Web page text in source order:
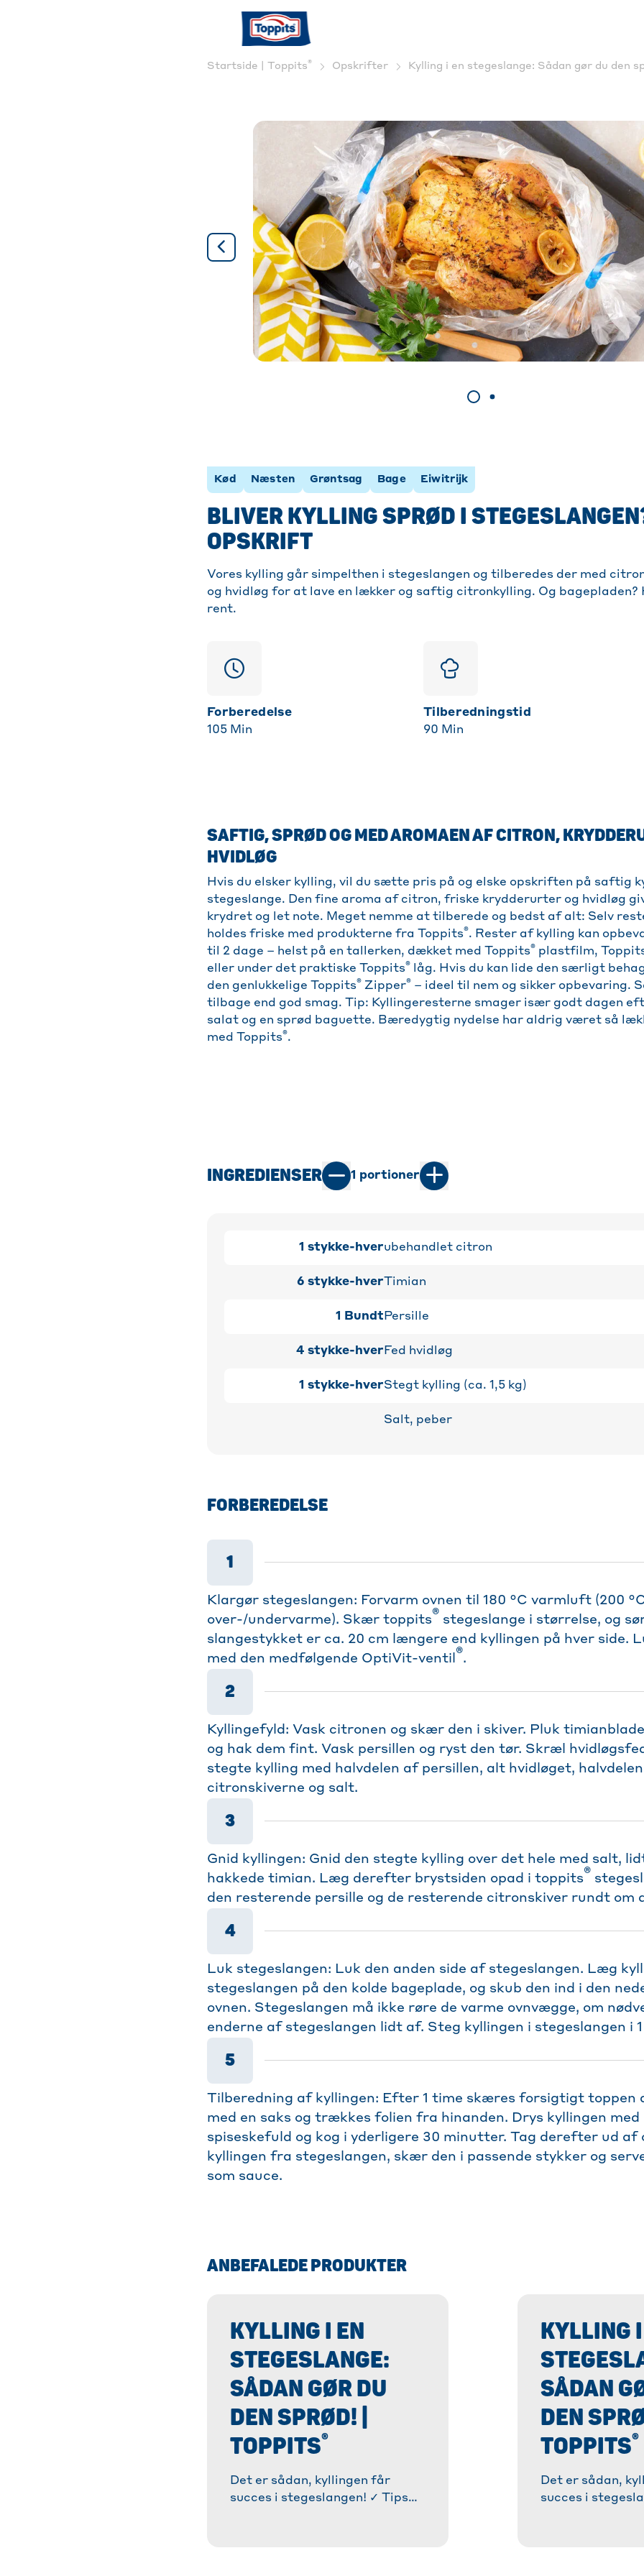
Startside | Toppits® Opskrifter Kylling i en stegeslange: Sådan gør du den
Kød Næsten Grøntsag Bage Eiwitrijk
BLIVER KYLLING SPRØD I
OPSKRIFT
Vores kylling går simpelthen i stegeslangen og tilberedes der med
og hvidløg for at lave en lækker og saftig citronkylling. Og bagepladen?
rent.
Forberedelse
105 Min
Tilberedningstid
90 Min
SAFTIG, SPRØD OG MED AROMAEN AF CITRON,
HVIDLØG
Hvis du elsker kylling, vil du sætte pris på og elske opskriften på saftig
stegeslange. Den fine aroma af citron, friske krydderurter og hvidløg
krydret og let note. Meget nemme at tilberede og bedst af alt: Selv
holdes friske med produkterne fra Toppits®. Rester af kylling kan
til 2 dage – helst på en tallerken, dækket med Toppits® plastfilm,
eller under det praktiske Toppits®
låg. Hvis du kan lide den særligt
den genlukkelige Toppits® Zipper® – ideel til nem og sikker opbevaring.
tilbage end god smag. Tip: Kyllingeresterne smager især godt dagen
salat og en sprød baguette. Bæredygtig nydelse har aldrig været så
med Toppits®.
INGREDIENSER 1 portioner
1 stykke-hverubehandlet citron
6 stykke-hver Timian
1 Bundt Persille
4 stykke-hver Fed hvidløg
1 stykke-hverStegt kylling (ca. 1,5 kg)
Salt, peber
FORBEREDELSE
1
Klargør stegeslangen: Forvarm ovnen til 180 °C varmluft (200
over-/undervarme). Skær toppits® stegeslange i størrelse, og
slangestykket er ca. 20 cm længere end kyllingen på hver side.
med den medfølgende OptiVit-ventil ®.
2
Kyllingefyld: Vask citronen og skær den i skiver. Pluk
og hak dem fint. Vask persillen og ryst den tør. Skræl
stegte kylling med halvdelen af persillen, alt hvidløget,
citronskiverne og salt.
3
Gnid kyllingen: Gnid den stegte kylling over det hele med salt,
hakkede timian. Læg derefter brystsiden opad i toppits®
den resterende persille og de resterende citronskiver rundt om
4
Luk stegeslangen: Luk den anden side af stegeslangen. Læg
stegeslangen på den kolde bageplade, og skub den ind i den
ovnen. Stegeslangen må ikke røre de varme ovnvægge, om
enderne af stegeslangen lidt af. Steg kyllingen i stegeslangen i
5
Tilberedning af kyllingen: Efter 1 time skæres forsigtigt toppen
med en saks og trækkes folien fra hinanden. Drys kyllingen med
spiseskefuld og kog i yderligere 30 minutter. Tag derefter ud af
kyllingen fra stegeslangen, skær den i passende stykker og
som sauce.
ANBEFALEDE PRODUKTER
KYLLING I EN
STEGESLANGE:
SÅDAN GØR DU
DEN SPRØD! |
TOPPITS®
Det er sådan, kyllingen får
succes i stegeslangen! ✓ Tips
KYLLING
SÅDAN
DEN
TOPPITS®
Det er sådan,
succes i